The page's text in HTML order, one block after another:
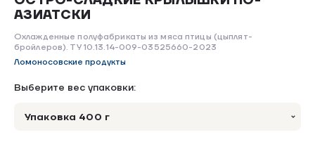
АЗИАТСКИ
Охлажденные полуфабрикаты из мяса птицы (цыплят-
бройлеров). ТУ 10.13.14-009-03525660-2023
Ломоносовские продукты
Выберите вес упаковки:
Упаковка 400 г